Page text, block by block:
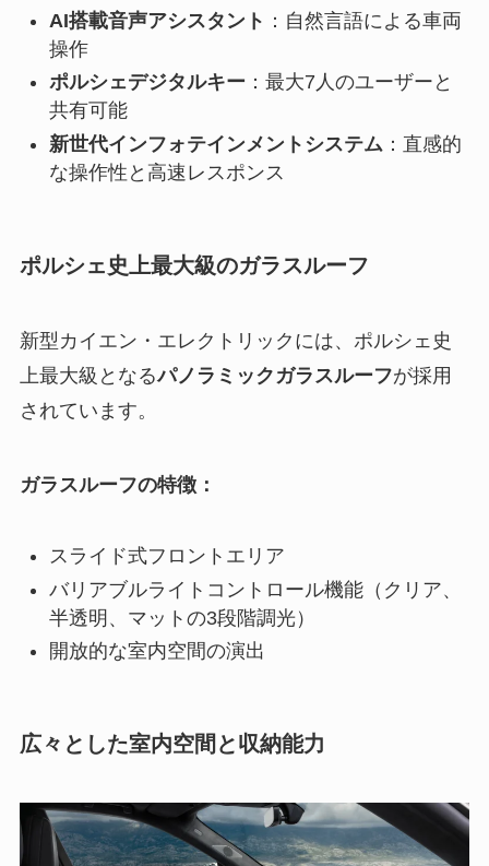
AI搭載音声アシスタント ：自然言語による車両
操作
ポルシェデジタルキー ：最大7人のユーザーと
共有可能
新世代インフォテインメントシステム ：直感的
な操作性と高速レスポンス
ポルシェ史上最大級のガラスルーフ
新型カイエン・エレクトリックには、ポルシェ史
上最大級となるパノラミックガラスルーフが採用
されています。
ガラスルーフの特徴：
スライド式フロントエリア
バリアブルライトコントロール機能（クリア、
半透明、マットの3段階調光）
開放的な室内空間の演出
広々とした室内空間と収納能力